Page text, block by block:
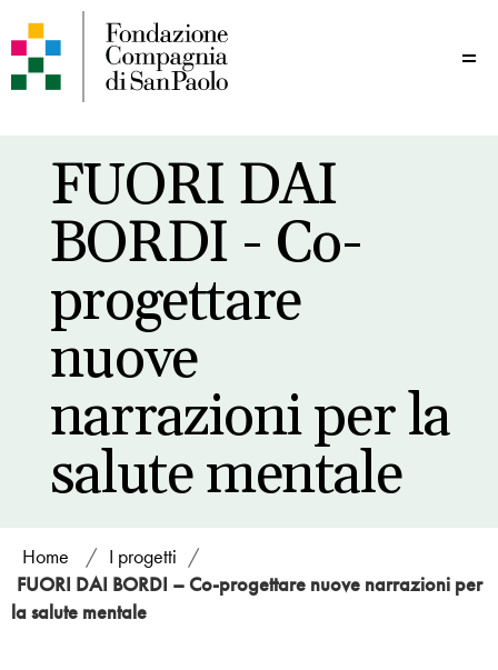
FUORI DAI
BORDI - Co-
progettare
nuove
narrazioni per la
salute mentale
Home / I progetti /
FUORI DAI BORDI – Co-progettare nuove narrazioni per
la salute mentale